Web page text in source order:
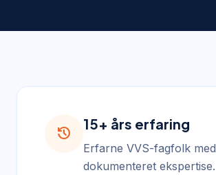
history
15+ års erfaring
Erfarne VVS-fagfolk med
dokumenteret ekspertise.